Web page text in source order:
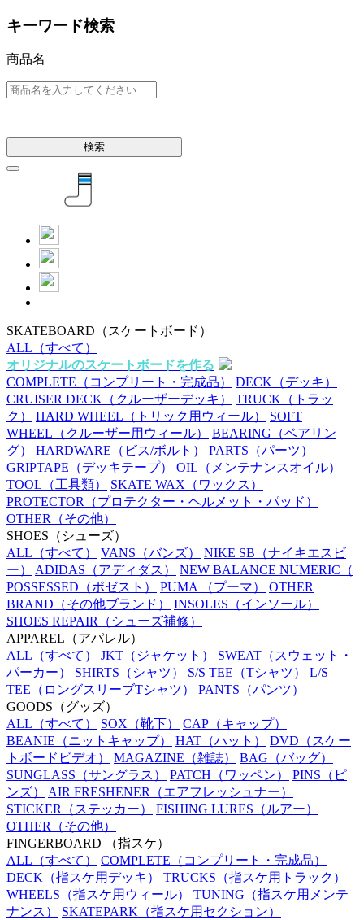
キーワード検索
商品名
検索
SKATEBOARD （スケートボード）
ALL （すべて）
オリジナルのスケートボードを作る
COMPLETE （コンプリート・完成品） DECK （デッキ）
CRUISER DECK （クルーザーデッキ） TRUCK （トラッ
ク）
HARD WHEEL （トリック用ウィール）
SOFT
WHEEL （クルーザー用ウィール） BEARING （ベアリン
グ）
HARDWARE （ビス/ボルト） PARTS （パーツ）
GRIPTAPE （デッキテープ） OIL （メンテナンスオイル）
TOOL （工具類） SKATE WAX （ワックス）
PROTECTOR （プロテクター・ヘルメット・パッド）
OTHER （その他）
SHOES （シューズ）
ALL （すべて） VANS （バンズ） NIKE SB （ナイキエスビ
ー）
ADIDAS （アディダス） NEW BALANCE NUMERIC （
POSSESSED （ポゼスト） PUMA （プーマ）
OTHER
BRAND （その他ブランド） INSOLES （インソール）
SHOES REPAIR （シューズ補修）
APPAREL （アパレル）
ALL （すべて） JKT （ジャケット） SWEAT （スウェット・
パーカー）
SHIRTS （シャツ） S/S TEE （Tシャツ）
L/S
TEE （ロングスリーブTシャツ） PANTS （パンツ）
GOODS （グッズ）
ALL （すべて） SOX （靴下） CAP （キャップ）
BEANIE （ニットキャップ） HAT （ハット） DVD （スケー
トボードビデオ）
MAGAZINE （雑誌） BAG （バッグ）
SUNGLASS （サングラス） PATCH （ワッペン） PINS （ピ
ンズ）
AIR FRESHENER （エアフレッシュナー）
STICKER （ステッカー） FISHING LURES （ルアー）
OTHER （その他）
FINGERBOARD
（指スケ）
ALL （すべて） COMPLETE （コンプリート・完成品）
DECK （指スケ用デッキ） TRUCKS （指スケ用トラック）
WHEELS （指スケ用ウィール） TUNING （指スケ用メンテ
ナンス）
SKATEPARK （指スケ用セクション）